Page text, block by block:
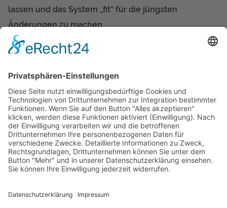
lassen und das System „fit“ für die jüngsten
Änderungen zu machen.
Wir führen in diesem Zusammenhang Management
Systeme und Prozesse durch Test Audits (Mock Audits).
Nehmen Sie Kontakt mit uns auf